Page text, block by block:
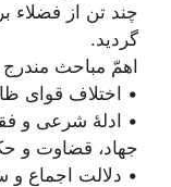
چند تن از فضلاء
گرديد.
اهمّ مباحث مندرج
• اختلاف قوای
• ادلۀ شرعی و
جهاد، قضاوت و
• دلالت اجماع